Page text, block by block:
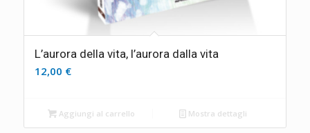
L’aurora della vita, l’aurora dalla vita
12,00 €
Aggiungi al carrello Mostra dettagli